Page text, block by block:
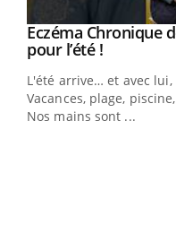
Youtube
Eczéma Chronique
pour l’été !Youtube
L'été arrive… et avec lui,
Vacances, plage,
Nos mains sont ...